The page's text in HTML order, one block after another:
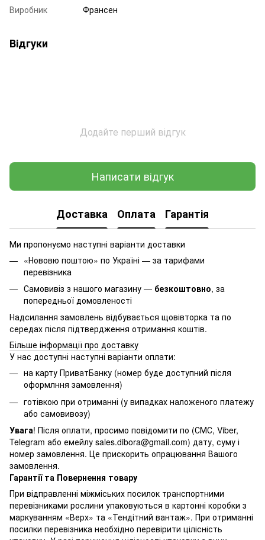
Виробник
Франсен
Відгуки
Додайте перший відгук
Написати відгук
Доставка Оплата Гарантія
Ми пропонуємо наступні варіанти доставки
«Нововю поштою» по Україні — за тарифами
перевізника
Самовивіз з нашого магазину — безкоштовно, за
попередньої домовленості
Надсилання замовлень відбувається щовівторка та по
середах після підтвердження отримання коштів.
Більше інформації про доставку
У нас доступні наступні варіанти оплати:
на карту ПриватБанку (номер буде доступний після
оформлння замовлення)
готівкою при отриманні (у випадках наложеного платежу
або самовивозу)
Увага! Після оплати, просимо повідомити по (СМС, Viber,
Telegram або емейлу sales.dibora@gmail.com) дату, суму і
номер замовлення. Це прискорить опрацювання Вашого
замовлення.
Гарантії та Повернення товару
При відправленні міжміських посилок транспортними
перевізниками рослини упаковуються в картонні коробки з
маркуванням «Верх» та «Тендітний вантаж». При отриманні
посилки перевізника необхідно перевірити цілісність